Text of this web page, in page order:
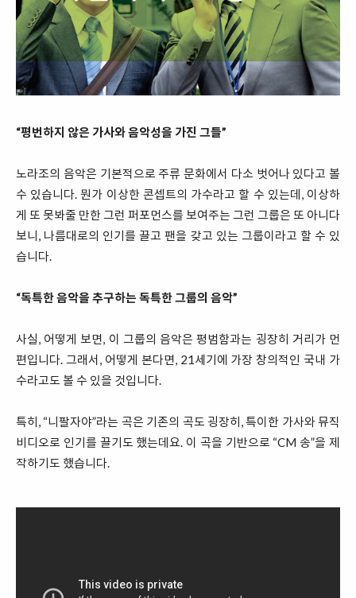
“평번하지 않은 가사와 음악성을 가진 그들”
노라조의 음악은 기본적으로 주류 문화에서 다소 벗어나 있다고 볼
수 있습니다. 뭔가 이상한 콘셉트의 가수라고 할 수 있는데, 이상하
게 또 못봐줄 만한 그런 퍼포먼스를 보여주는 그런 그룹은 또 아니다
보니, 나름대로의 인기를 끌고 팬을 갖고 있는 그룹이라고 할 수 있
습니다.
“독특한 음악을 추구하는 독특한 그룹의 음악”
사실, 어떻게 보면, 이 그룹의 음악은 평범함과는 굉장히 거리가 먼
편입니다. 그래서, 어떻게 본다면, 21세기에 가장 창의적인 국내 가
수라고도 볼 수 있을 것입니다.
특히, “니팔자야”라는 곡은 기존의 곡도 굉장히, 특이한 가사와 뮤직
비디오로 인기를 끌기도 했는데요. 이 곡을 기반으로 “CM 송”을 제
작하기도 했습니다.